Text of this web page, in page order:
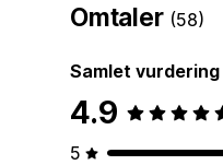
Omtaler (58)
Samlet vurdering
4.9
5